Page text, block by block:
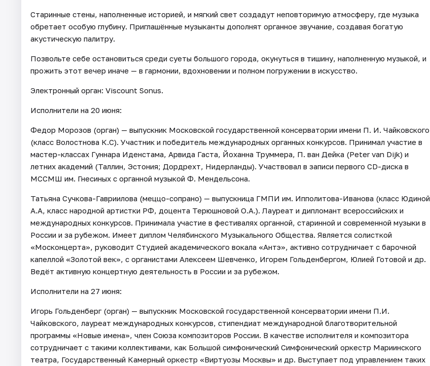
Старинные стены, наполненные историей, и мягкий свет создадут неповторимую атмосферу, где музыка
обретает особую глубину. Приглашённые музыканты дополнят органное звучание, создавая богатую
акустическую палитру.
Позвольте себе остановиться среди суеты большого города, окунуться в тишину, наполненную музыкой, и
прожить этот вечер иначе — в гармонии, вдохновении и полном погружении в искусство.
Электронный орган: Viscount Sonus.
Исполнители на 20 июня:
Федор Морозов (орган) — выпускник Московской государственной консерватории имени П. И. Чайковского
(класс Волостнова К.С). Участник и победитель международных органных конкурсов. Принимал участие в
мастер-классах Гуннара Иденстама, Арвида Гаста, Йоханна Труммера, П. ван Дейка (Peter van Dijk) и
летних академий (Таллин, Эстония; Дордрехт, Нидерланды). Участвовал в записи первого CD-диска в
МССМШ им. Гнесиных с органной музыкой Ф. Мендельсона.
Татьяна Сучкова-Гавриилова (меццо-сопрано) — выпускница ГМПИ им. Ипполитова-Иванова (класс Юдиной
А.А, класс народной артистки РФ, доцента Терюшновой О.А.). Лауреат и дипломант всероссийских и
международных конкурсов. Принимала участие в фестивалях органной, старинной и современной музыки в
России и за рубежом. Имеет диплом Челябинского Музыкального Общества. Является солисткой
«Москонцерта», руководит Студией академического вокала «Антэ», активно сотрудничает с барочной
капеллой «Золотой век», с органистами Алексеем Шевченко, Игорем Гольденбергом, Юлией Готовой и др.
Ведёт активную концертную деятельность в России и за рубежом.
Исполнители на 27 июня:
Игорь Гольденберг (орган) — выпускник Московской государственной консерватории имени П.И.
Чайковского, лауреат международных конкурсов, стипендиат международной благотворительной
программы «Новые имена», член Союза композиторов России. В качестве исполнителя и композитора
сотрудничает с такими коллективами, как Большой симфонический Симфонический оркестр Мариинского
театра, Государственный Камерный оркестр «Виртуозы Москвы» и др. Выступает под управлением таких